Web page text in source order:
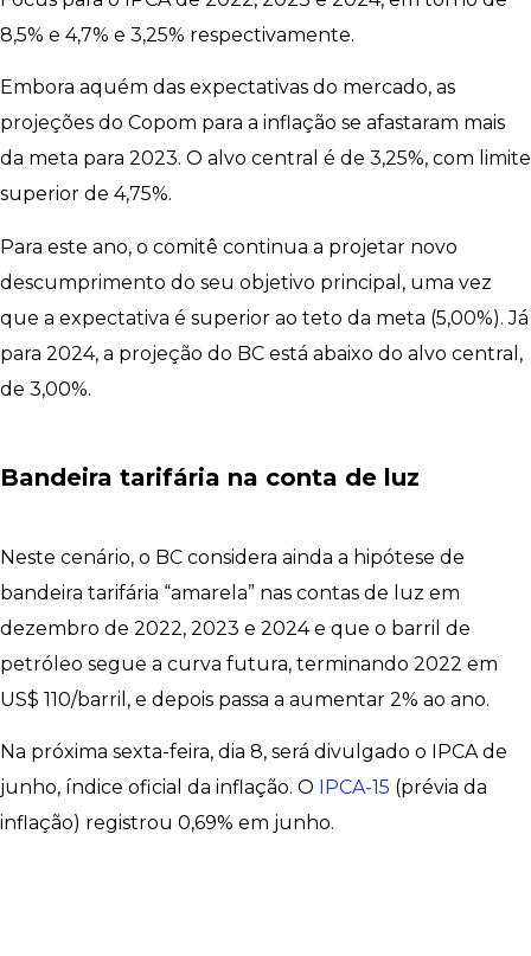
8,5% e 4,7% e 3,25% respectivamente.
Embora aquém das expectativas do mercado, as
projeções do Copom para a inflação se afastaram mais
da meta para 2023. O alvo central é de 3,25%, com limite
superior de 4,75%.
Para este ano, o comitê continua a projetar novo
descumprimento do seu objetivo principal, uma vez
que a expectativa é superior ao teto da meta (5,00%). Já
para 2024, a projeção do BC está abaixo do alvo central,
de 3,00%.
Bandeira tarifária na conta de luz
Neste cenário, o BC considera ainda a hipótese de
bandeira tarifária “amarela” nas contas de luz em
dezembro de 2022, 2023 e 2024 e que o barril de
petróleo segue a curva futura, terminando 2022 em
US$ 110/barril, e depois passa a aumentar 2% ao ano.
Na próxima sexta-feira, dia 8, será divulgado o IPCA de
junho, índice oficial da inflação. O
IPCA-15 (prévia da
inflação) registrou 0,69% em junho.